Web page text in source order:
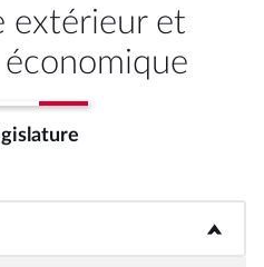
extérieur et
b>